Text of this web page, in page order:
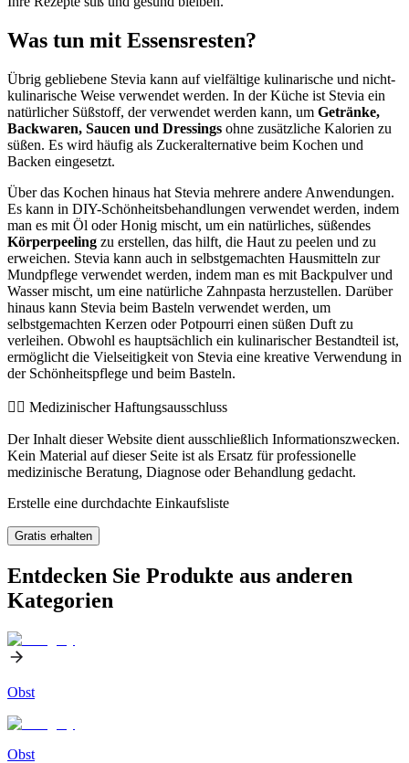
Was tun mit Essensresten?
Übrig gebliebene Stevia kann auf vielfältige kulinarische und nicht-
kulinarische Weise verwendet werden. In der Küche ist Stevia ein
natürlicher Süßstoff, der verwendet werden kann, um Getränke,
Backwaren, Saucen und Dressings ohne zusätzliche Kalorien zu
süßen. Es wird häufig als Zuckeralternative beim Kochen und
Backen eingesetzt.
Über das Kochen hinaus hat Stevia mehrere andere Anwendungen.
Es kann in DIY-Schönheitsbehandlungen verwendet werden, indem
man es mit Öl oder Honig mischt, um ein natürliches, süßendes
Körperpeeling zu erstellen, das hilft, die Haut zu peelen und zu
erweichen. Stevia kann auch in selbstgemachten Hausmitteln zur
Mundpflege verwendet werden, indem man es mit Backpulver und
Wasser mischt, um eine natürliche Zahnpasta herzustellen. Darüber
hinaus kann Stevia beim Basteln verwendet werden, um
selbstgemachten Kerzen oder Potpourri einen süßen Duft zu
verleihen. Obwohl es hauptsächlich ein kulinarischer Bestandteil ist,
ermöglicht die Vielseitigkeit von Stevia eine kreative Verwendung in
der Schönheitspflege und beim Basteln.
👨‍⚕️️ Medizinischer Haftungsausschluss
Der Inhalt dieser Website dient ausschließlich Informationszwecken.
Kein Material auf dieser Seite ist als Ersatz für professionelle
medizinische Beratung, Diagnose oder Behandlung gedacht.
Erstelle eine durchdachte Einkaufsliste
Gratis erhalten
Entdecken Sie Produkte aus anderen
Kategorien
Obst
Obst